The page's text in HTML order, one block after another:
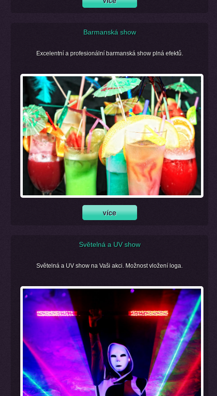
Barmanská show
Excelentní a profesionální barmanská show plná efektů.
Světelná a UV show
Světelná a UV show na Vaši akci. Možnost vložení loga.